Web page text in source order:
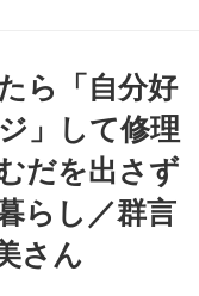
ら「自分好
」して修理
だを出さず
らし／群言
さん